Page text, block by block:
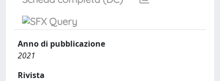
Anno di pubblicazione
2021
Rivista